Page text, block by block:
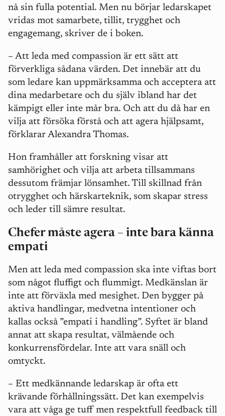
nå sin fulla potential. Men nu börjar ledarskapet
vridas mot samarbete, tillit, trygghet och
engagemang, skriver de i boken.
– Att leda med compassion är ett sätt att
förverkliga sådana värden. Det innebär att du
som ledare kan uppmärksamma och acceptera att
dina medarbetare och du själv ibland har det
kämpigt eller inte mår bra. Och att du då har en
vilja att försöka förstå och att agera hjälpsamt,
förklarar Alexandra Thomas.
Hon framhåller att forskning visar att
samhörighet och vilja att arbeta tillsammans
dessutom främjar lönsamhet. Till skillnad från
otrygghet och härskarteknik, som skapar stress
och leder till sämre resultat.
Chefer måste agera – inte bara känna
empati
Men att leda med compassion ska inte viftas bort
som något fluffigt och flummigt. Medkänslan är
inte att förväxla med mesighet. Den bygger på
aktiva handlingar, medvetna intentioner och
kallas också ”empati i handling”. Syftet är bland
annat att skapa resultat, välmående och
konkurrensfördelar. Inte att vara snäll och
omtyckt.
– Ett medkännande ledarskap är ofta ett
krävande förhållningssätt. Det kan exempelvis
vara att våga ge tuff men respektfull feedback till